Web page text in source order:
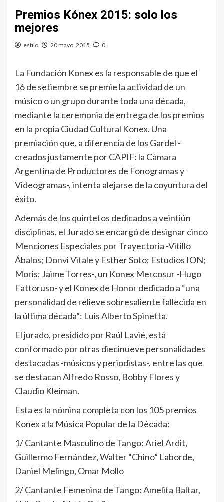
Premios Kónex 2015: solo los
mejores
estilo 20 mayo, 2015 0
La Fundación Konex es la responsable de que el
16 de setiembre se premie la actividad de un
músico o un grupo durante toda una década,
mediante la ceremonia de entrega de los premios
en la propia Ciudad Cultural Konex. Una
premiación que, a diferencia de los Gardel -
creados justamente por CAPIF: la Cámara
Argentina de Productores de Fonogramas y
Videogramas-, intenta alejarse de la coyuntura del
éxito.
Además de los quintetos dedicados a veintiún
disciplinas, el Jurado se encargó de designar cinco
Menciones Especiales por Trayectoria -Vitillo
Ábalos; Donvi Vitale y Esther Soto; Estudios ION;
Moris; Jaime Torres-, un Konex Mercosur -Hugo
Fattoruso- y el Konex de Honor dedicado a “una
personalidad de relieve sobresaliente fallecida en
la última década”: Luis Alberto Spinetta.
El jurado, presidido por Raúl Lavié, está
conformado por otras diecinueve personalidades
destacadas -músicos y periodistas-, entre las que
se destacan Alfredo Rosso, Bobby Flores y
Claudio Kleiman.
Esta es la nómina completa con los 105 premios
Konex a la Música Popular de la Década:
1/ Cantante Masculino de Tango: Ariel Ardit,
Guillermo Fernández, Walter “Chino” Laborde,
Daniel Melingo, Omar Mollo
2/ Cantante Femenina de Tango: Amelita Baltar,